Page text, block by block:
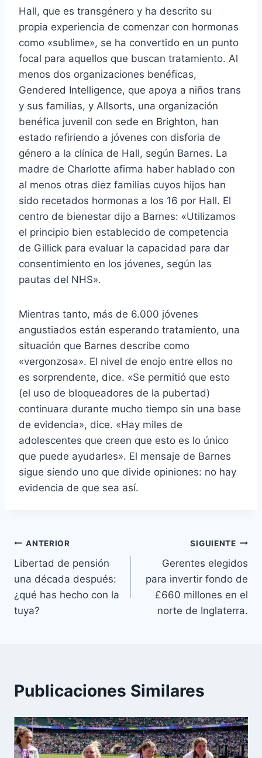
Hall, que es transgénero y ha descrito su
propia experiencia de comenzar con hormonas
como «sublime», se ha convertido en un punto
focal para aquellos que buscan tratamiento. Al
menos dos organizaciones benéficas,
Gendered Intelligence, que apoya a niños trans
y sus familias, y Allsorts, una organización
benéfica juvenil con sede en Brighton, han
estado refiriendo a jóvenes con disforia de
género a la clínica de Hall, según Barnes. La
madre de Charlotte afirma haber hablado con
al menos otras diez familias cuyos hijos han
sido recetados hormonas a los 16 por Hall. El
centro de bienestar dijo a Barnes: «Utilizamos
el principio bien establecido de competencia
de Gillick para evaluar la capacidad para dar
consentimiento en los jóvenes, según las
pautas del NHS».
Mientras tanto, más de 6.000 jóvenes
angustiados están esperando tratamiento, una
situación que Barnes describe como
«vergonzosa». El nivel de enojo entre ellos no
es sorprendente, dice. «Se permitió que esto
(el uso de bloqueadores de la pubertad)
continuara durante mucho tiempo sin una base
de evidencia», dice. «Hay miles de
adolescentes que creen que esto es lo único
que puede ayudarles». El mensaje de Barnes
sigue siendo uno que divide opiniones: no hay
evidencia de que sea así.
Navegación
de
entradas
ANTERIOR
Libertad de pensión
una década después:
¿qué has hecho con la
tuya?
SIGUIENTE
Gerentes elegidos
para invertir fondo de
£660 millones en el
norte de Inglaterra.
Publicaciones Similares